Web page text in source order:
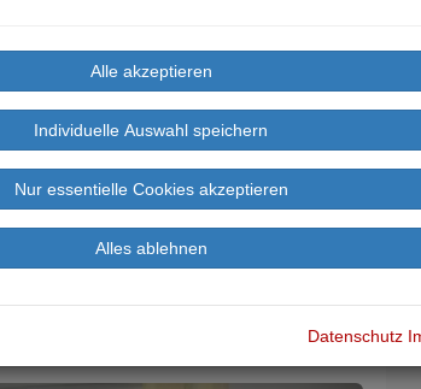
Datenschutz
Landkarte